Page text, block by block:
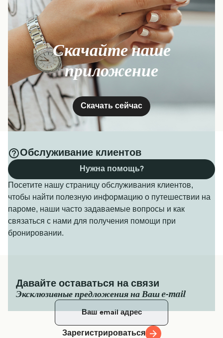
Скачайте наше
приложение
Скачать сейчас
Обслуживание клиентов
Посетите нашу страницу обслуживания клиентов,
чтобы найти полезную информацию о путешествии на
пароме, наши часто задаваемые вопросы и как
связаться с нами для получения помощи при
бронировании.
Нужна помощь?
Давайте оставаться на связи
Эксклюзивные предложения на Ваш e-mail
Зарегистрироваться